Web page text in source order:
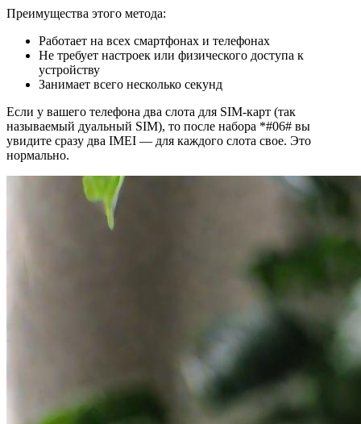
Преимущества этого метода:
Работает на всех смартфонах и телефонах
Не требует настроек или физического доступа к
устройству
Занимает всего несколько секунд
Если у вашего телефона два слота для SIM-карт (так
называемый дуальный SIM), то после набора *#06# вы
увидите сразу два IMEI — для каждого слота свое. Это
нормально.